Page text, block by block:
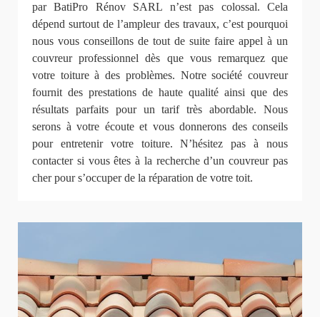
par BatiPro Rénov SARL n’est pas colossal. Cela
dépend surtout de l’ampleur des travaux, c’est pourquoi
nous vous conseillons de tout de suite faire appel à un
couvreur professionnel dès que vous remarquez que
votre toiture à des problèmes. Notre société couvreur
fournit des prestations de haute qualité ainsi que des
résultats parfaits pour un tarif très abordable. Nous
serons à votre écoute et vous donnerons des conseils
pour entretenir votre toiture. N’hésitez pas à nous
contacter si vous êtes à la recherche d’un couvreur pas
cher pour s’occuper de la réparation de votre toit.